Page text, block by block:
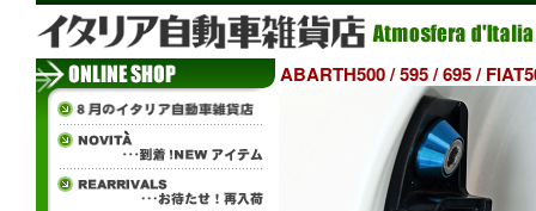
ABARTH500 / 595 / 695 /